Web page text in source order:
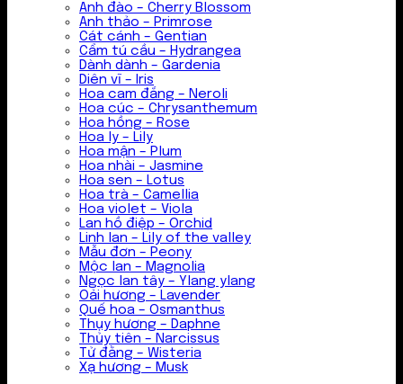
Anh đào – Cherry Blossom
Anh thảo – Primrose
Cát cánh – Gentian
Cẩm tú cầu – Hydrangea
Dành dành – Gardenia
Diên vĩ – Iris
Hoa cam đắng – Neroli
Hoa cúc – Chrysanthemum
Hoa hồng – Rose
Hoa ly – Lily
Hoa mận – Plum
Hoa nhài – Jasmine
Hoa sen – Lotus
Hoa trà – Camellia
Hoa violet – Viola
Lan hồ điệp – Orchid
Linh lan – Lily of the valley
Mẫu đơn – Peony
Mộc lan – Magnolia
Ngọc lan tây – Ylang ylang
Oải hương – Lavender
Quế hoa – Osmanthus
Thụy hương – Daphne
Thủy tiên – Narcissus
Tử đằng – Wisteria
Xạ hương – Musk